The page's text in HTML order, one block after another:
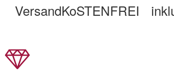
VersandKoSTENFREI